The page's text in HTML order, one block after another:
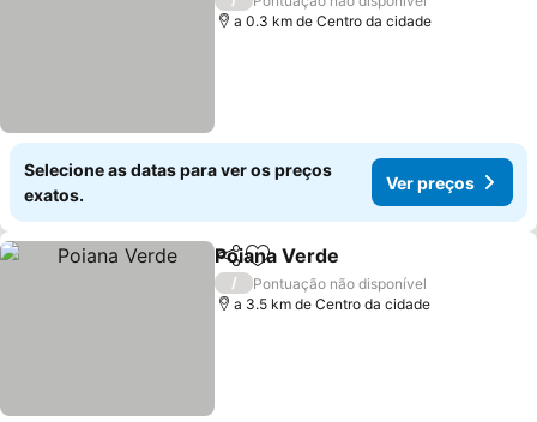
a 0.3 km de Centro da cidade
Selecione as datas para ver os preços
exatos.
Ver preços
PartilharAdicionar aos favoritos
Poiana Verde
/
Pontuação não disponível
a 3.5 km de Centro da cidade